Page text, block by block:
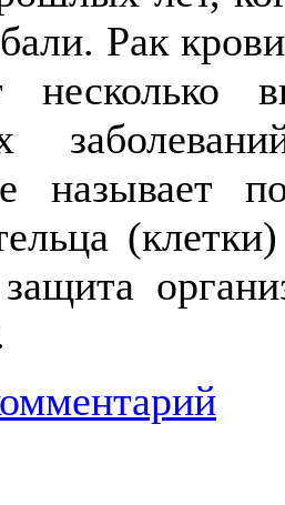
Рак
называет